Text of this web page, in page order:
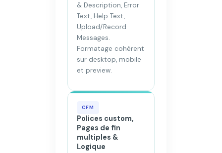
& Description, Error
Text, Help Text,
Upload/Record
Messages.
Formatage cohérent
sur desktop, mobile
et preview.
CFM
Polices custom,
Pages de fin
multiples &
Logique